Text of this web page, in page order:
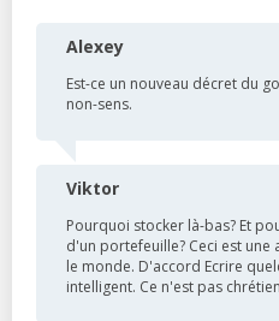
Alexey
Est-ce un nouveau décret du
non-sens.
Viktor
Pourquoi stocker là-bas? Et
d'un portefeuille? Ceci est
le monde. D'accord Ecrire
intelligent. Ce n'est pas chrétien